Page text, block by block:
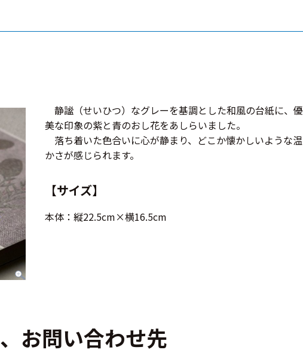
静謐（せいひつ）なグレーを基調とした和風の台紙に、優
美な印象の紫と青のおし花をあしらいました。
落ち着いた色合いに心が静まり、どこか懐かしいような温
かさが感じられます。
【サイズ】
本体：縦22.5cm×横16.5cm
、お問い合わせ先